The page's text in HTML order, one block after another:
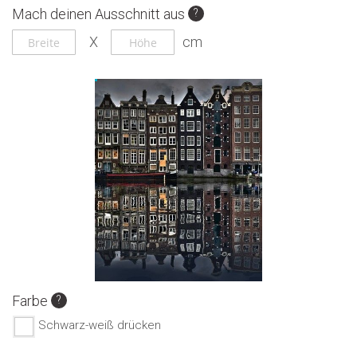
Mach deinen Ausschnitt aus
Farbe
Schwarz-weiß drücken
Ende
der
Bildgalerie
Anfang
der
Bildgalerie